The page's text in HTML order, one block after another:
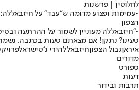
לחלוטין | פרשנות
•עמימות ופצוע מדומה ש"עבד" על חיזבאללה:
הצפון
•"חיזבאללה מעוניין לשמור על ההרתעה
טעינו? נתקן! אם מצאתם טעות בכתבה,
איראןגבול הצפוןחיזבאללהירי נ''טישראל
מדורים
ספורט
דעות
תרבות ובידור